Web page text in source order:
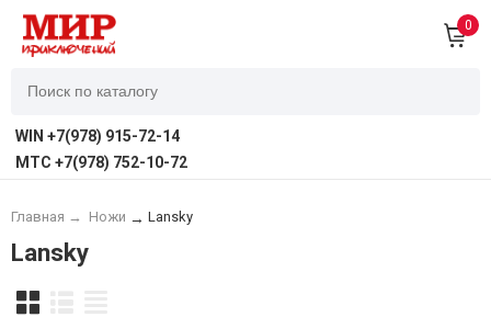
0
WIN +7(978) 915-72-14
MTC +7(978) 752-10-72
Главная → Ножи → Lansky
Lansky